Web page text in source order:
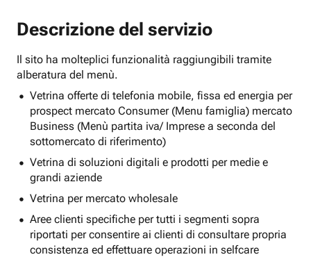
Descrizione del servizio
Il sito ha molteplici funzionalità raggiungibili tramite
alberatura del menù.
Vetrina offerte di telefonia mobile, fissa ed energia per
prospect mercato Consumer (Menu famiglia) mercato
Business (Menù partita iva/ Imprese a seconda del
sottomercato di riferimento)
Vetrina di soluzioni digitali e prodotti per medie e
grandi aziende
Vetrina per mercato wholesale
Aree clienti specifiche per tutti i segmenti sopra
riportati per consentire ai clienti di consultare propria
consistenza ed effettuare operazioni in selfcare